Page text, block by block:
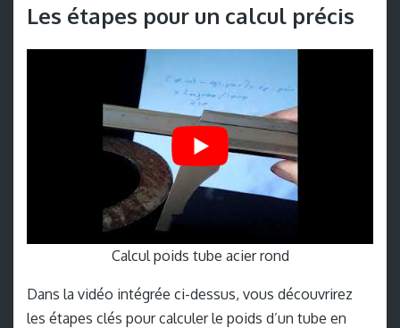
Les étapes pour un calcul précis
Calcul poids tube acier rond
Dans la vidéo intégrée ci-dessus, vous découvrirez
les étapes clés pour calculer le poids d’un tube en